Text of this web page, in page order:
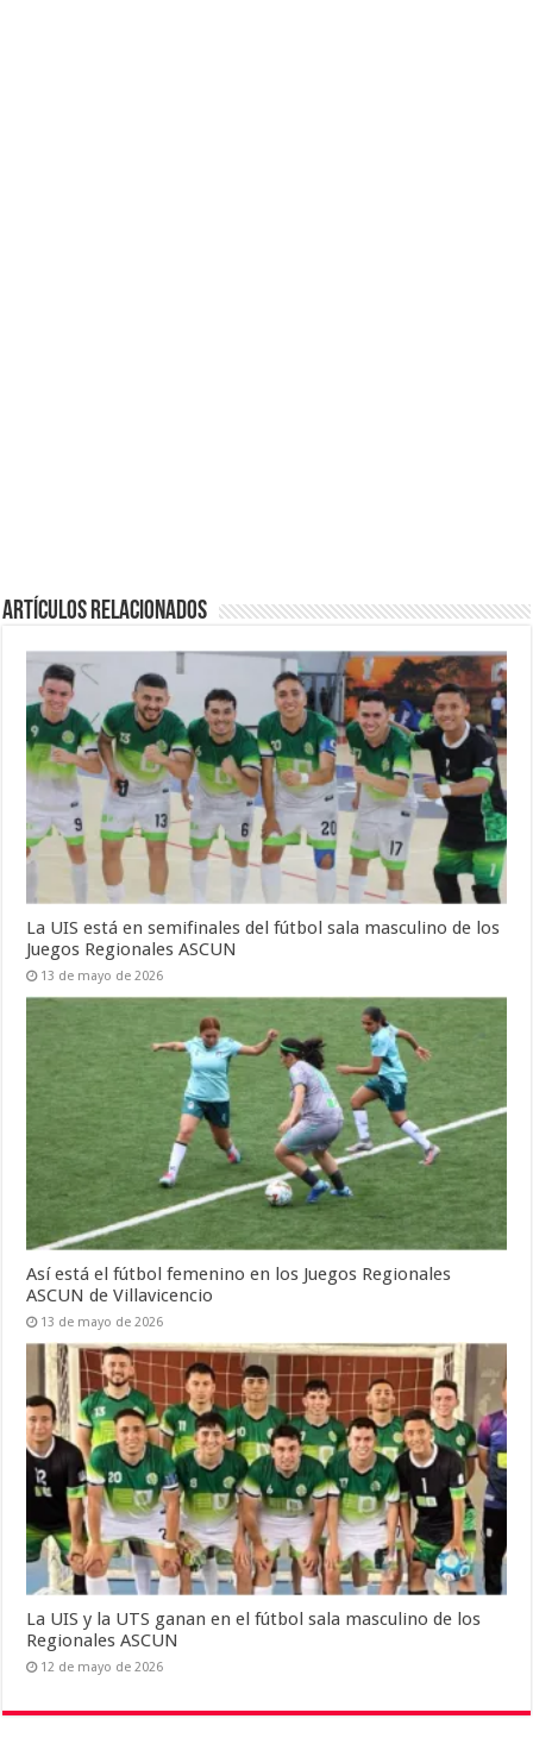
Artículos Relacionados
La UIS está en semifinales del fútbol sala masculino de los
Juegos Regionales ASCUN
13 de mayo de 2026
Así está el fútbol femenino en los Juegos Regionales
ASCUN de Villavicencio
13 de mayo de 2026
La UIS y la UTS ganan en el fútbol sala masculino de los
Regionales ASCUN
12 de mayo de 2026